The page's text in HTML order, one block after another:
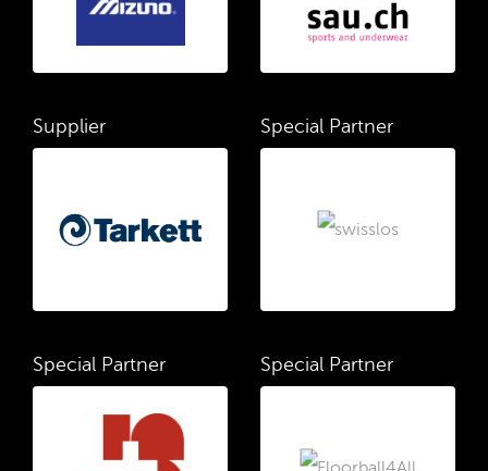
Supplier Special Partner
Special Partner Special Partner